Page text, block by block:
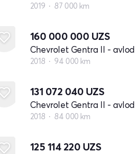
2019 87 000 km
160 000 000 UZS
Chevrolet Gentra II - avlod
2018 94 000 km
131 072 040 UZS
Chevrolet Gentra II - avlod
2018 84 000 km
125 114 220 UZS